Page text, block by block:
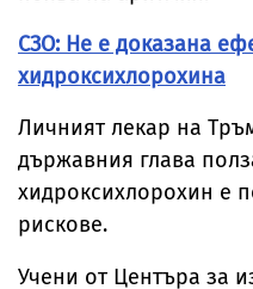
СЗО: Не е доказана
хидроксихлорохина
Личният лекар на
държавния глава
хидроксихлорохин е
рискове.
Учени от Центъра за